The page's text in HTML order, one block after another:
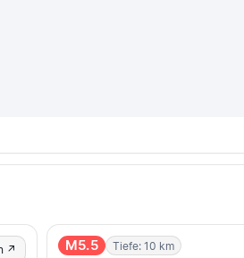
↗ M5.5 Tiefe: 10 km